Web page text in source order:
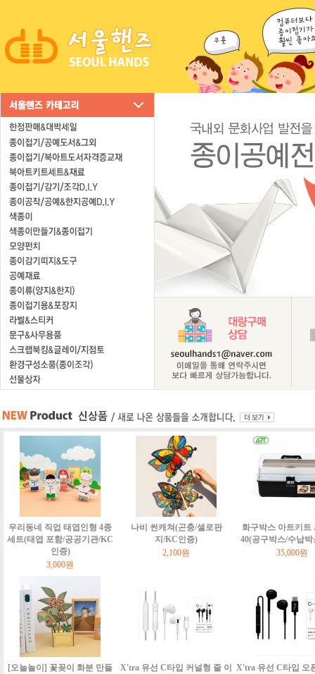
우리동네 직업 태엽인형 4종
세트(태엽 포함/공공기관/KC
인증)
3,000원
나비 썬캐쳐(곤충/셀로판
지/KC인증)
2,100원
화구박스 아트키
40(공구박스/수납
35,000원
[오늘놀이] 꽃꽂이 화분 만들
X'tra 유선 C타입 커널형 줄 이
X'tra 유선 C타입 오